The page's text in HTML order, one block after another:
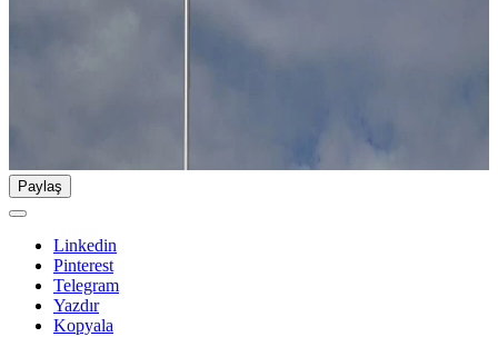
Paylaş
Linkedin
Pinterest
Telegram
Yazdır
Kopyala